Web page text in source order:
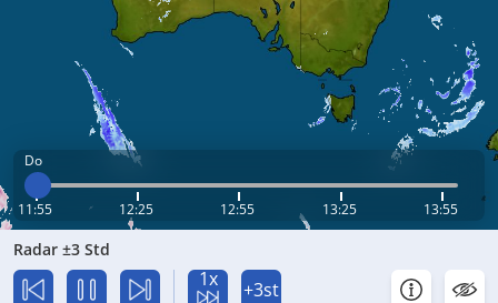
Do
11:55 12:25 12:55 13:25 13:55
Radar ±3 Std
1x +3st